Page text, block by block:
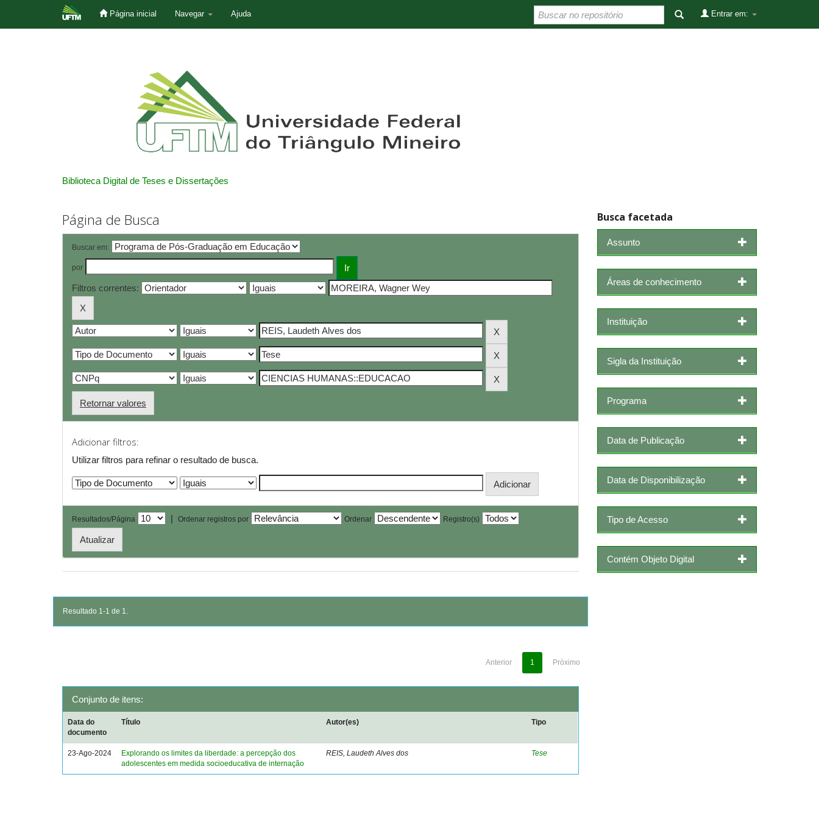
Página inicial Navegar Ajuda Entrar em:
Biblioteca Digital de Teses e Dissertações
Página de Busca
Buscar em:
por
Filtros correntes:
Retornar valores
Adicionar filtros:
Utilizar filtros para refinar o resultado de busca.
Resultados/Página | Ordenar registros por Ordenar Registro(s)
Resultado 1-1 de 1.
Anterior 1 Próximo
Conjunto de itens:
Data do
documento
Título Autor(es) Tipo
23-Ago-2024
Explorando os limites da liberdade: a percepção dos
adolescentes em medida socioeducativa de internação
REIS, Laudeth Alves dos Tese
Busca facetada
Assunto
Áreas de conhecimento
Instituição
Sigla da Instituição
Programa
Data de Publicação
Data de Disponibilização
Tipo de Acesso
Contém Objeto Digital